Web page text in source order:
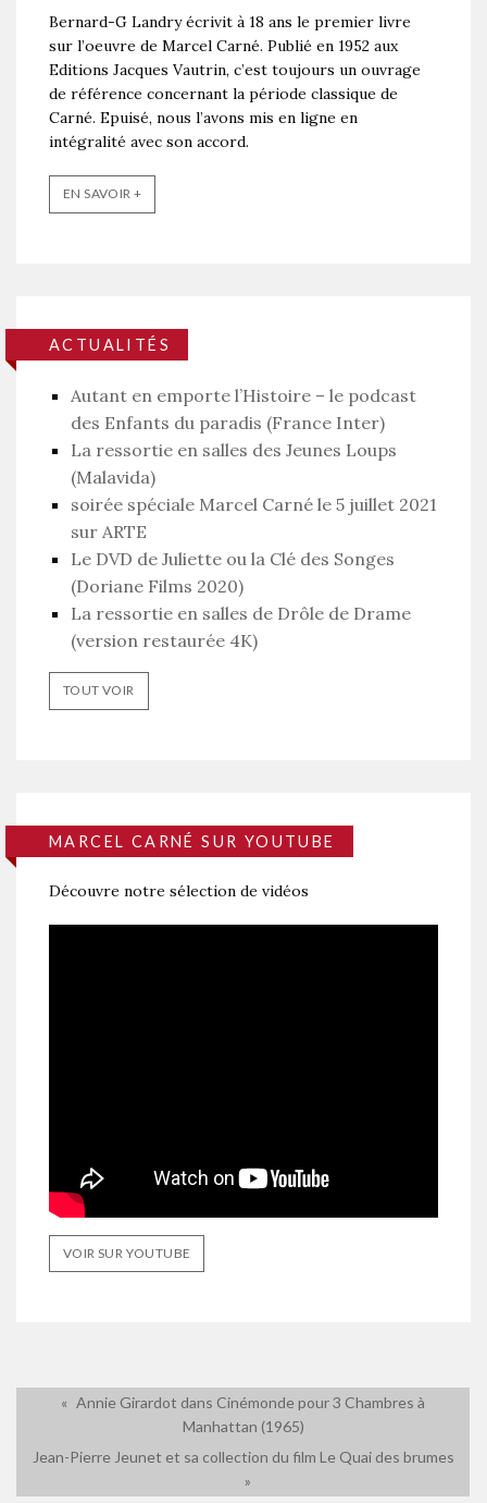
Bernard-G Landry écrivit à 18 ans le premier livre
sur l’oeuvre de Marcel Carné. Publié en 1952 aux
Editions Jacques Vautrin, c’est toujours un ouvrage
de référence concernant la période classique de
Carné. Epuisé, nous l’avons mis en ligne en
intégralité avec son accord.
EN SAVOIR +
ACTUALITÉS
Autant en emporte l’Histoire – le podcast
des Enfants du paradis (France Inter)
La ressortie en salles des Jeunes Loups
(Malavida)
soirée spéciale Marcel Carné le 5 juillet 2021
sur ARTE
Le DVD de Juliette ou la Clé des Songes
(Doriane Films 2020)
La ressortie en salles de Drôle de Drame
(version restaurée 4K)
TOUT VOIR
MARCEL CARNÉ SUR YOUTUBE
Découvre notre sélection de vidéos
VOIR SUR YOUTUBE
Annie Girardot dans Cinémonde pour 3 Chambres à
Manhattan (1965)
Jean-Pierre Jeunet et sa collection du film Le Quai des brumes